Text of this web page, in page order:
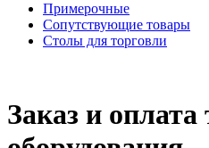
Примерочные
Сопутствующие товары
Столы для торговли
Заказ и оплата